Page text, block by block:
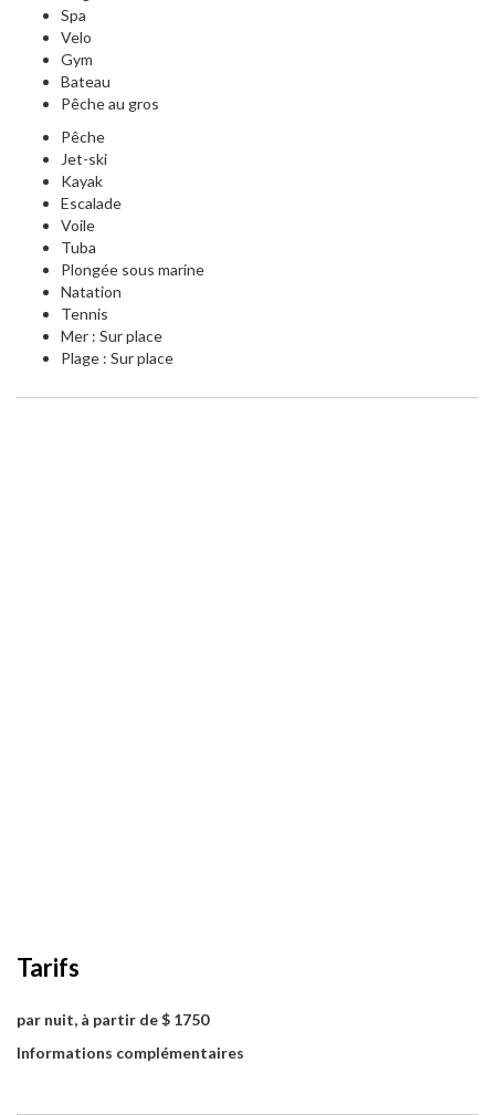
Spa
Velo
Gym
Bateau
Pêche au gros
Pêche
Jet-ski
Kayak
Escalade
Voile
Tuba
Plongée sous marine
Natation
Tennis
Mer : Sur place
Plage : Sur place
Tarifs
par nuit, à partir de $ 1750
Informations complémentaires